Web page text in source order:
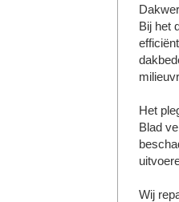
Bij het
Het
Blad
Wij